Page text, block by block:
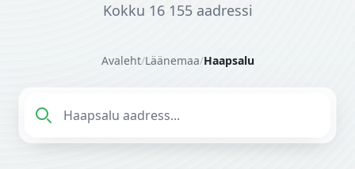
Kokku 16 155 aadressi
Avaleht/Läänemaa/Haapsalu